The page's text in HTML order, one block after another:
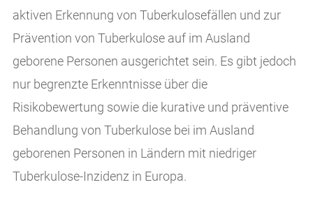
aktiven Erkennung von Tuberkulosefällen und zur
Prävention von Tuberkulose auf im Ausland
geborene Personen ausgerichtet sein. Es gibt jedoch
nur begrenzte Erkenntnisse über die
Risikobewertung sowie die kurative und präventive
Behandlung von Tuberkulose bei im Ausland
geborenen Personen in Ländern mit niedriger
Tuberkulose-Inzidenz in Europa.